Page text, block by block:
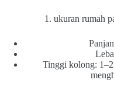
1. ukuran rumah
Tinggi kolong: